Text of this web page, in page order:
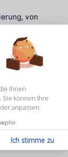
Ihnen
Sie können Ihre
anpassen.
Ich stimme zu
von
oder
für diejenigen,
eine
will sich nicht
die auf
ist, lässt die
narrativen
in
nur 1,90 €
Sciences